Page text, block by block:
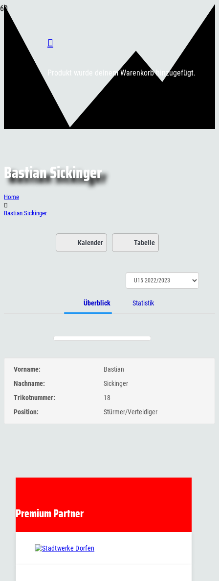
Produkt wurde deinem Warenkorb hinzugefügt.
Bastian Sickinger
Home
Bastian Sickinger
Kalender Tabelle
Überblick Statistik
Vorname:
Bastian
Nachname:
Sickinger
Trikotnummer:
18
Position:
Stürmer/Verteidiger
Premium Partner